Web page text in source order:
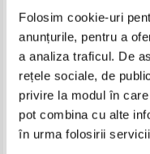
Folosim cookie-uri
anunțurile, pentru a
a analiza traficul. De
rețele sociale, de
privire la modul în
pot combina cu alte
în urma folosirii
Francine Pascal - Nu te vei
schimba niciodata
Pret: 11,00Lei 7,70 Lei
Adaugă în coș